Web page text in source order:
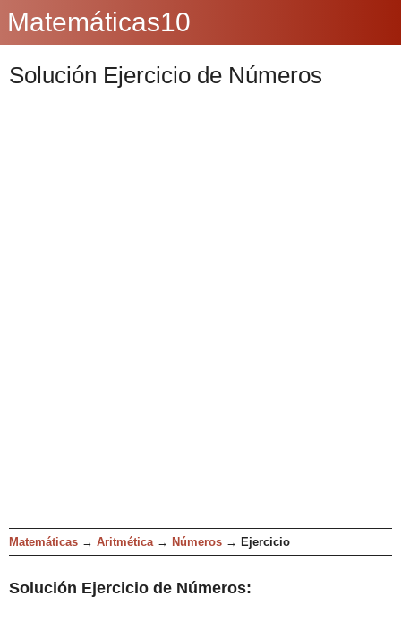
Matemáticas10
Solución Ejercicio de Números
Matemáticas → Aritmética → Números → Ejercicio
Solución Ejercicio de Números: